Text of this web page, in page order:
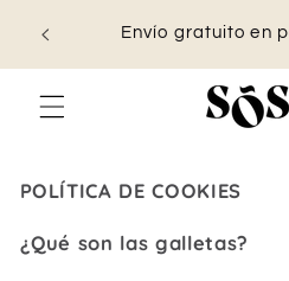
directamenteEnvío gratuito en
POLÍTICA DE COOKIES
¿Qué son las galletas?